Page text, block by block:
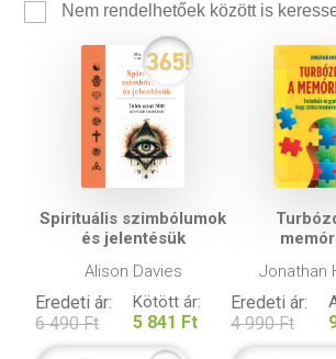
Nem rendelhetőek között is
Spirituális szimbólumok
és jelentésük
Alison Davies
Eredeti ár:
6 490 Ft
Kötött ár:
5 841 Ft
Jonathan
Eredeti ár:
4 990 Ft